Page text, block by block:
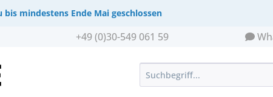
bis mindestens Ende Mai geschlossen
+49 (0)30-549 061 59